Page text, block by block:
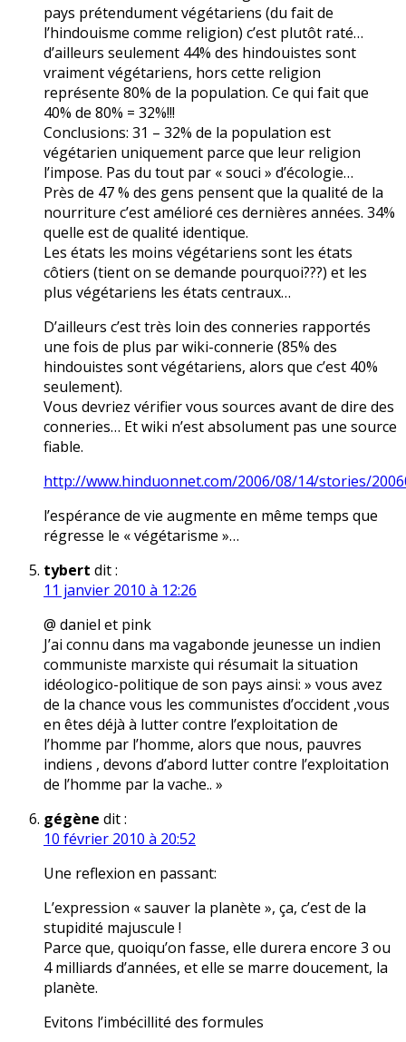
pays prétendument végétariens (du fait de
l’hindouisme comme religion) c’est plutôt raté…
d’ailleurs seulement 44% des hindouistes sont
vraiment végétariens, hors cette religion
représente 80% de la population. Ce qui fait que
40% de 80% = 32%!!!
Conclusions: 31 – 32% de la population est
végétarien uniquement parce que leur religion
l’impose. Pas du tout par « souci » d’écologie…
Près de 47 % des gens pensent que la qualité de la
nourriture c’est amélioré ces dernières années. 34%
quelle est de qualité identique.
Les états les moins végétariens sont les états
côtiers (tient on se demande pourquoi???) et les
plus végétariens les états centraux…
D’ailleurs c’est très loin des conneries rapportés
une fois de plus par wiki-connerie (85% des
hindouistes sont végétariens, alors que c’est 40%
seulement).
Vous devriez vérifier vous sources avant de dire des
conneries… Et wiki n’est absolument pas une source
fiable.
http://www.hinduonnet.com/2006/08/14/stories/
l’espérance de vie augmente en même temps que
régresse le « végétarisme »…
tybert dit :
11 janvier 2010 à 12:26
@ daniel et pink
J’ai connu dans ma vagabonde jeunesse un indien
communiste marxiste qui résumait la situation
idéologico-politique de son pays ainsi: » vous avez
de la chance vous les communistes d’occident ,vous
en êtes déjà à lutter contre l’exploitation de
l’homme par l’homme, alors que nous, pauvres
indiens , devons d’abord lutter contre l’exploitation
de l’homme par la vache.. »
gégène dit :
10 février 2010 à 20:52
Une reflexion en passant:
L’expression « sauver la planète », ça, c’est de la
stupidité majuscule !
Parce que, quoiqu’on fasse, elle durera encore 3 ou
4 milliards d’années, et elle se marre doucement, la
planète.
Evitons l’imbécillité des formules